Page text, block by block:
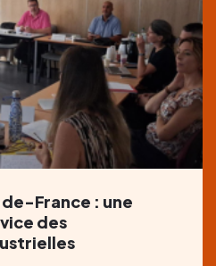
de-France : une
des